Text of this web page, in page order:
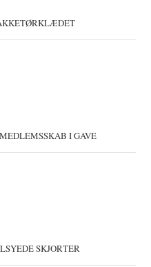
I GAVE
SKJORTER